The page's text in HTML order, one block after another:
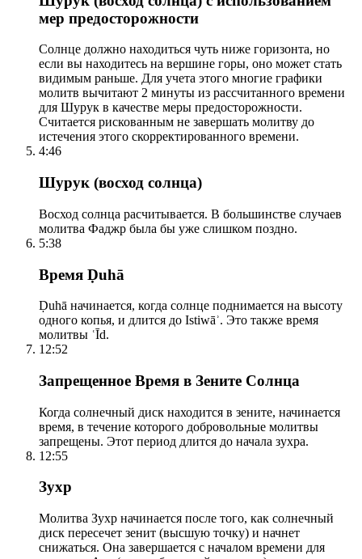
мер предосторожности
Солнце должно находиться чуть ниже горизонта, но
если вы находитесь на вершине горы, оно может стать
видимым раньше. Для учета этого многие графики
молитв вычитают 2 минуты из рассчитанного времени
для Шурук в качестве меры предосторожности.
Считается рискованным не завершать молитву до
истечения этого скорректированного времени.
4:46
Шурук (восход солнца)
Восход солнца расчитывается. В большинстве случаев
молитва Фаджр была бы уже слишком поздно.
5:38
Время Ḍuhā
Ḍuhā начинается, когда солнце поднимается на высоту
одного копья, и длится до Istiwāʾ. Это также время
молитвы ʿĪd.
12:52
Запрещенное Время в Зените Солнца
Когда солнечный диск находится в зените, начинается
время, в течение которого добровольные молитвы
запрещены. Этот период длится до начала зухра.
12:55
Зухр
Молитва Зухр начинается после того, как солнечный
диск пересечет зенит (высшую точку) и начнет
снижаться. Она завершается с началом времени для